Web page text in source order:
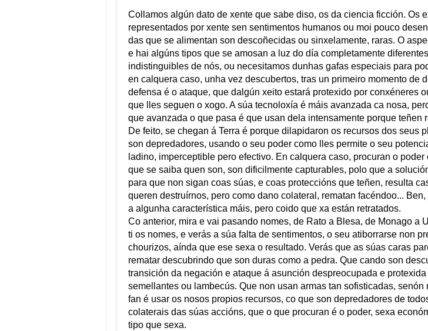
Collamos algún dato de xente que sabe diso, os da ciencia ficción. Os
representados por xente sen sentimentos humanos ou moi pouco
das que se alimentan son descoñecidas ou sinxelamente, raras. O
e hai algúns tipos que se amosan a luz do día completamente
indistinguibles de nós, ou necesitamos dunhas gafas especiais para
en calquera caso, unha vez descubertos, tras un primeiro momento de
defensa é o ataque, que dalgún xeito estará protexido por conxéneres
que lles seguen o xogo. A súa tecnoloxía é máis avanzada ca nosa,
que avanzada o que pasa é que usan dela intensamente porque teñen
De feito, se chegan á Terra é porque dilapidaron os recursos dos seus
son depredadores, usando o seu poder como lles permite o seu
ladino, imperceptible pero efectivo. En calquera caso, procuran o poder
que se saiba quen son, son dificilmente capturables, polo que a
para que non sigan coas súas, e coas proteccións que teñen, resulta
queren destruírnos, pero como dano colateral, rematan facéndoo...
a algunha característica máis, pero coido que xa están retratados.
Co anterior, mira e vai pasando nomes, de Rato a Blesa, de Monago a
ti os nomes, e verás a súa falta de sentimentos, o seu atiborrarse non
chourizos, aínda que ese sexa o resultado. Verás que as súas caras
rematar descubrindo que son duras como a pedra. Que cando son
transición da negación e ataque á asunción despreocupada e
semellantes ou lambecús. Que non usan armas tan sofisticadas, senón
fan é usar os nosos propios recursos, co que son depredadores de
colaterais das súas accións, que o que procuran é o poder, sexa
tipo que sexa.